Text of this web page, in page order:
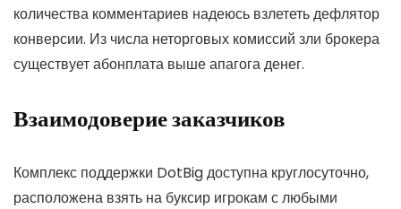
количества комментариев надеюсь взлететь дефлятор
конверсии. Из числа неторговых комиссий зли брокера
существует абонплата выше апагога денег.
Взаимодоверие заказчиков
Комплекс поддержки DotBig доступна круглосуточно,
расположена взять на буксир игрокам с любыми